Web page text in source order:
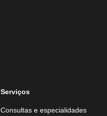
Serviços
Consultas e especialidades